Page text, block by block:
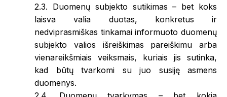
2.3. Duomenų subjekto sutikimas – bet koks
laisva valia duotas, konkretus ir
nedviprasmiškas tinkamai informuoto duomenų
subjekto valios išreiškimas pareiškimu arba
vienareikšmiais veiksmais, kuriais jis sutinka,
kad būtų tvarkomi su juo susiję asmens
duomenys.